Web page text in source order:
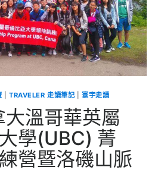
|TRAVELER 走讀筆記|寰宇走讀
溫哥華英屬
學(UBC) 菁
營暨洛磯山脈